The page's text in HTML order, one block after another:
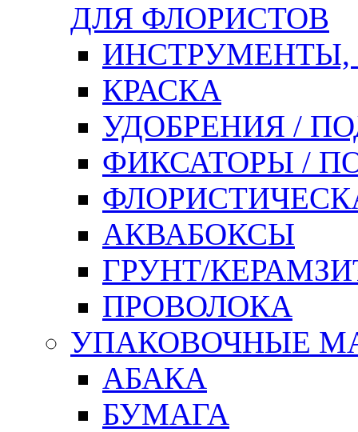
ДЛЯ ФЛОРИСТОВ
ИНСТРУМЕНТЫ,
КРАСКА
УДОБРЕНИЯ /
ФИКСАТОРЫ /
АКВАБОКСЫ
ГРУНТ/
ПРОВОЛОКА
УПАКОВОЧНЫЕ
АБАКА
БУМАГА